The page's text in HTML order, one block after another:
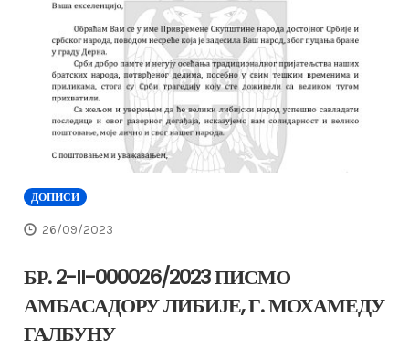
ДОПИСИ
26/09/2023
БР. 2-II-000026/2023 ПИСМО
АМБАСАДОРУ ЛИБИЈЕ, Г. МОХАМЕДУ
ГАЛБУНУ